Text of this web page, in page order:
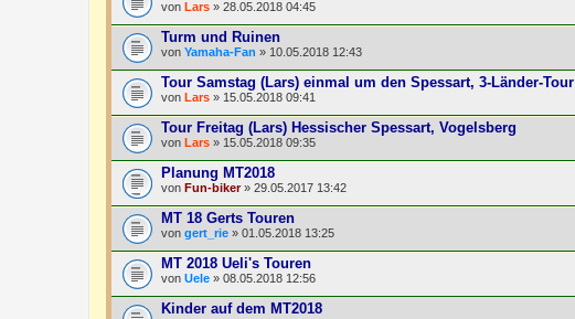
von Lars » 28.05.2018 04:45
Turm und Ruinen
von Yamaha-Fan » 10.05.2018 12:43
Tour Samstag (Lars) einmal um den Spessart, 3-Länder-Tour
von Lars » 15.05.2018 09:41
Tour Freitag (Lars) Hessischer Spessart, Vogelsberg
von Lars » 15.05.2018 09:35
Planung MT2018
von Fun-biker» 29.05.2017 13:42
MT 18 Gerts Touren
von gert_rie » 01.05.2018 13:25
MT 2018 Ueli's Touren
von Uele » 08.05.2018 12:56
Kinder auf dem MT2018